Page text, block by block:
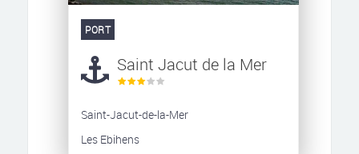
PORT
Saint Jacut de la Mer
Saint-Jacut-de-la-Mer
Les Ebihens